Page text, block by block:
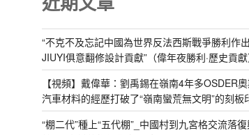
“不克不及忘記中國為世界反法西斯戰爭勝利作
JIUYI俱意翻修設計貢獻”（偉年夜勝利·歷史貢獻
【視頻】戴偉華：劉禹錫在嶺南4年多OSDER
汽車材料的經歷打破了“嶺南蠻荒無文明”的刻板
“棚二代”種上“五代棚”_中國村到九宮格交流落